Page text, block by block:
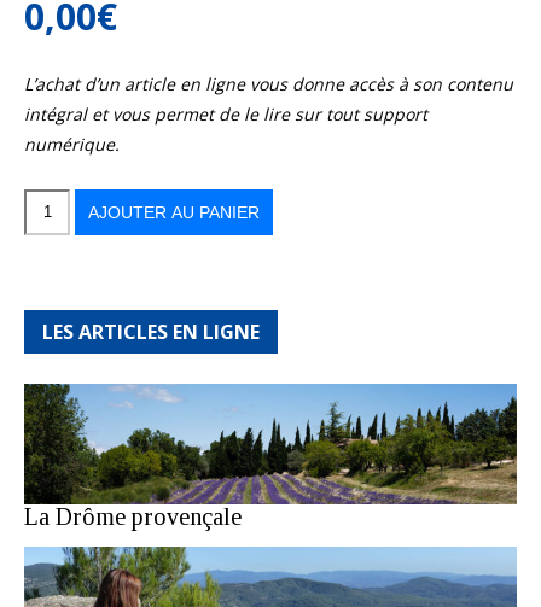
0,00€
L’achat d’un article en ligne vous donne accès à son contenu
intégral et vous permet de le lire sur tout support
numérique.
quantité
Voyage
en
AJOUTER AU PANIER
LES ARTICLES EN LIGNE
La Drôme provençale